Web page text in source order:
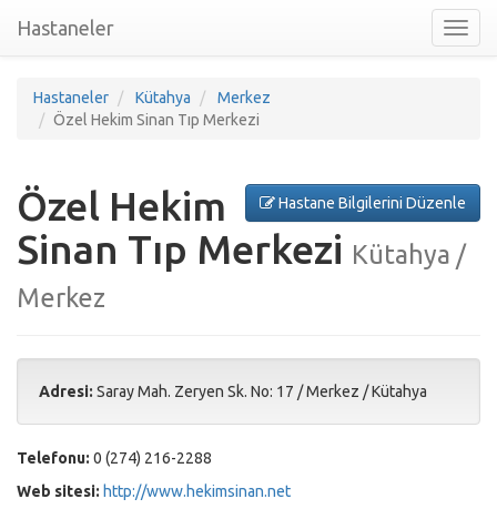
nav
Hastaneler
Hastaneler Kütahya
Merkez
Özel Hekim Sinan Tıp Merkezi
Hastane Bilgilerini Düzenle
Özel Hekim
Sinan Tıp Merkezi Kütahya /
Merkez
Adresi: Saray Mah. Zeryen Sk. No: 17 /Merkez /Kütahya
Telefonu: 0 (274) 216-2288
Web sitesi: http://www.hekimsinan.net